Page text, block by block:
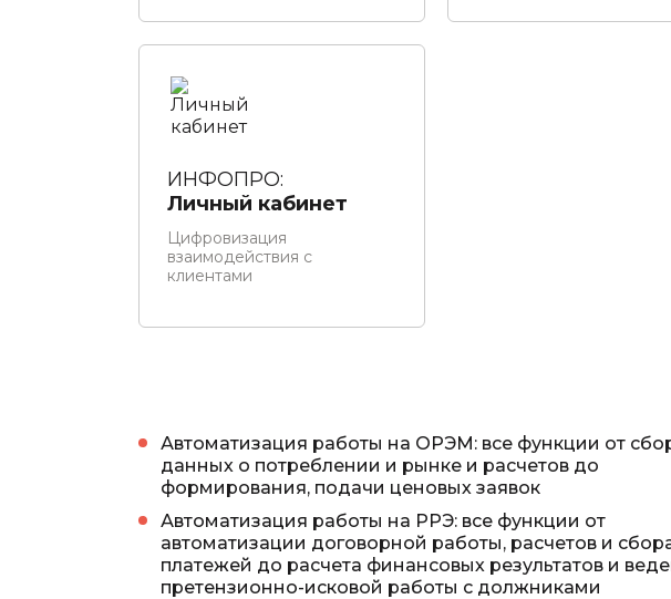
ИНФОПРО:
Личный кабинет
Цифровизация
взаимодействия с
клиентами
Автоматизация работы на ОРЭМ: все функции от
данных о потреблении и рынке и расчетов до
формирования, подачи ценовых заявок
Автоматизация работы на РРЭ: все функции от
автоматизации договорной работы, расчетов и
платежей до расчета финансовых результатов и
претензионно-исковой работы с должниками